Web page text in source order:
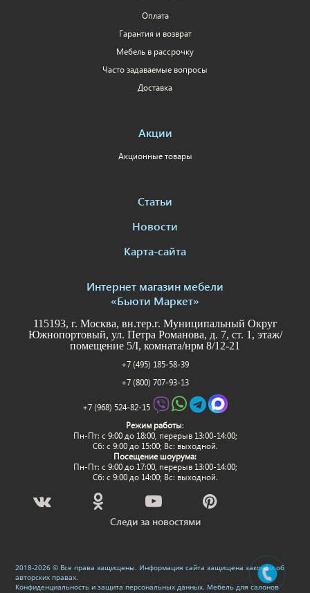
Оплата
Гарантия и возврат
Мебель в рассрочку
Часто задаваемые вопросы
Доставка
Акции
Акционные товары
Статьи
Новости
Карта-сайта
Интернет магазин мебели
«Бьюти Маркет»
115193, г. Москва, вн.тер.г. Муниципальный Округ
Южнопортовый, ул. Петра Романова, д. 7, ст. 1, этаж/
помещение 5/I, комната/нрм 8/12-21
+7 (495) 185-58-39
+7 (800) 707-93-13
+7 (968) 524-82-15
Режим работы:
Пн-Пт: c 9:00 до 18:00, перерыв 13:00-14:00;
Сб: с 9:00 до 15:00; Вс: выходной.
Посещение шоурума:
Пн-Пт: c 9:00 до 17:00, перерыв 13:00-14:00;
Сб: с 9:00 до 14:00; Вс: выходной.
Следи за новостями
2018-2026 © Все права защищены. Информация сайта защищена законом об
авторских правах.
Конфиденциальность и защита персональных данных. Мебель для салонов